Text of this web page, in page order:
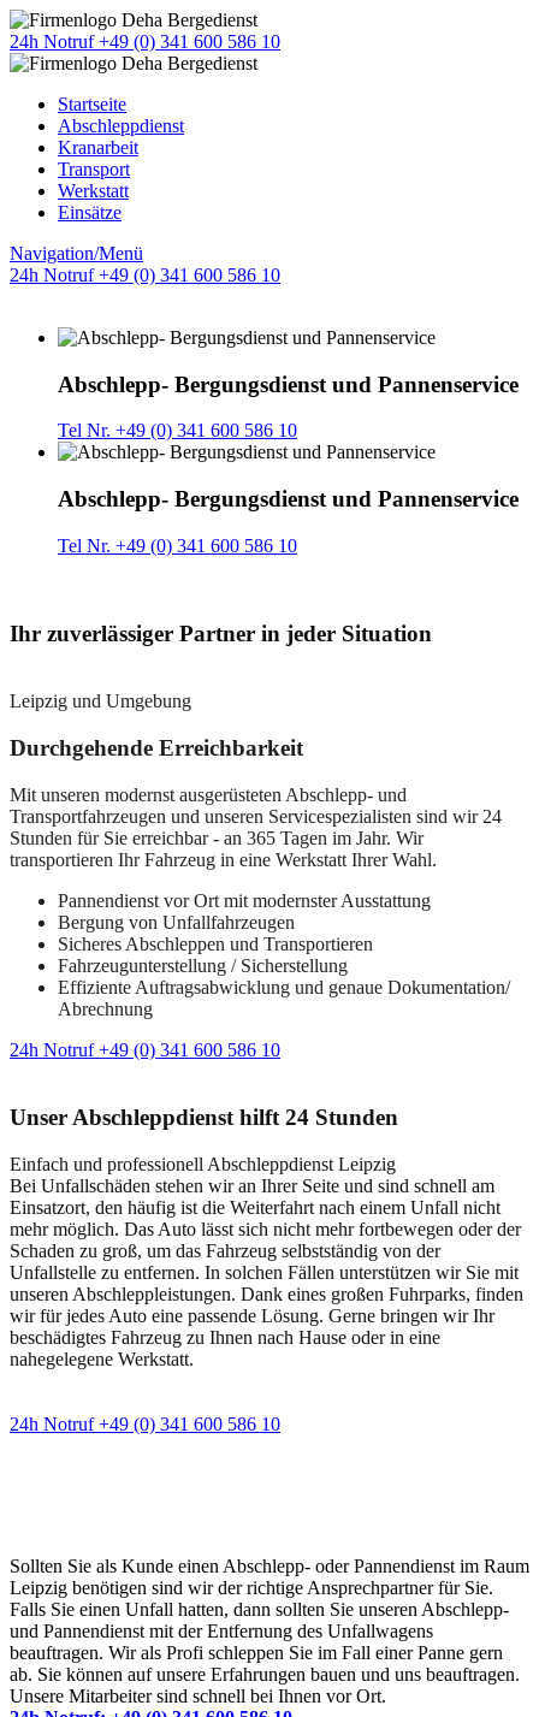
24h Notruf +49 (0) 341 600 586 10
Startseite
Abschleppdienst
Kranarbeit
Transport
Werkstatt
Einsätze
Navigation/Menü
24h Notruf +49 (0) 341 600 586 10
Abschlepp- Bergungsdienst und Pannenservice
Tel Nr. +49 (0) 341 600 586 10
Abschlepp- Bergungsdienst und Pannenservice
Tel Nr. +49 (0) 341 600 586 10
Ihr zuverlässiger Partner in jeder Situation
Leipzig und Umgebung
Durchgehende Erreichbarkeit
Mit unseren modernst ausgerüsteten Abschlepp- und
Transportfahrzeugen und unseren Servicespezialisten sind wir 24
Stunden für Sie erreichbar - an 365 Tagen im Jahr. Wir
transportieren Ihr Fahrzeug in eine Werkstatt Ihrer Wahl.
Pannendienst vor Ort mit modernster Ausstattung
Bergung von Unfallfahrzeugen
Sicheres Abschleppen und Transportieren
Fahrzeugunterstellung / Sicherstellung
Effiziente Auftragsabwicklung und genaue Dokumentation/
Abrechnung
24h Notruf +49 (0) 341 600 586 10
Unser Abschleppdienst hilft 24 Stunden
Einfach und professionell Abschleppdienst Leipzig
Bei Unfallschäden stehen wir an Ihrer Seite und sind schnell am
Einsatzort, den häufig ist die Weiterfahrt nach einem Unfall nicht
mehr möglich. Das Auto lässt sich nicht mehr fortbewegen oder der
Schaden zu groß, um das Fahrzeug selbstständig von der
Unfallstelle zu entfernen. In solchen Fällen unterstützen wir Sie mit
unseren Abschleppleistungen. Dank eines großen Fuhrparks, finden
wir für jedes Auto eine passende Lösung. Gerne bringen wir Ihr
beschädigtes Fahrzeug zu Ihnen nach Hause oder in eine
nahegelegene Werkstatt.
24h Notruf +49 (0) 341 600 586 10
Sollten Sie als Kunde einen Abschlepp- oder Pannendienst im Raum
Leipzig benötigen sind wir der richtige Ansprechpartner für Sie.
Falls Sie einen Unfall hatten, dann sollten Sie unseren Abschlepp-
und Pannendienst mit der Entfernung des Unfallwagens
beauftragen. Wir als Profi schleppen Sie im Fall einer Panne gern
ab. Sie können auf unsere Erfahrungen bauen und uns beauftragen.
Unsere Mitarbeiter sind schnell bei Ihnen vor Ort.